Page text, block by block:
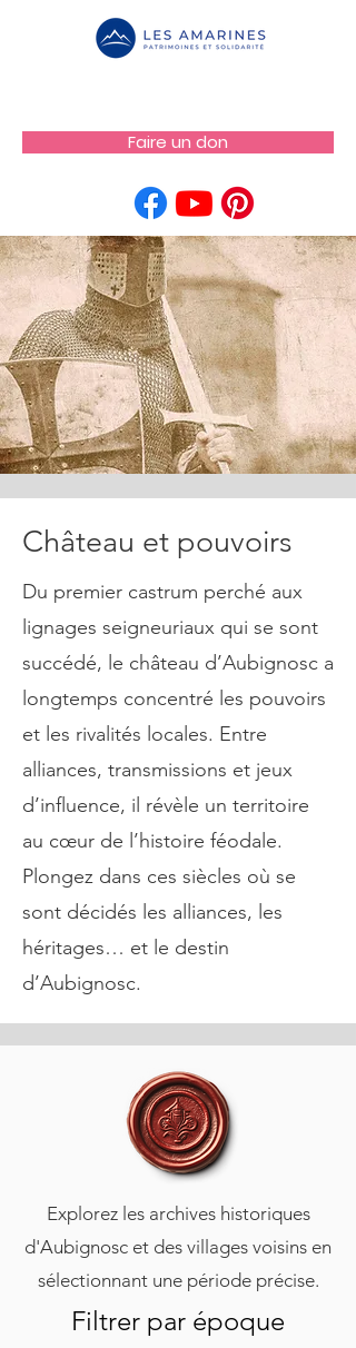
Faire un don
Château et pouvoirs
Du premier castrum perché aux
lignages seigneuriaux qui se sont
succédé, le château d’Aubignosc a
longtemps concentré les pouvoirs
et les rivalités locales. Entre
alliances, transmissions et jeux
d’influence, il révèle un territoire
au cœur de l’histoire féodale.
Plongez dans ces siècles où se
sont décidés les alliances, les
héritages… et le destin
d’Aubignosc.
Explorez les archives historiques
d'Aubignosc et des villages voisins en
sélectionnant une période précise.
Filtrer par époque